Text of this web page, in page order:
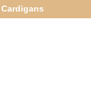
Cardigans